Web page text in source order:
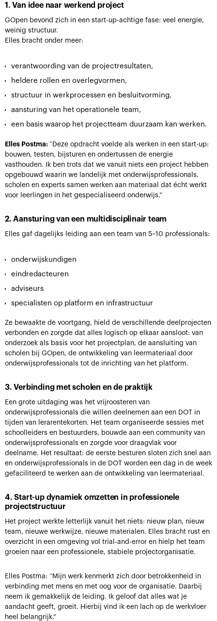
1. Van idee naar werkend project
GOpen bevond zich in een start-up-achtige fase: veel energie,
weinig structuur.
Elles bracht onder meer:
verantwoording van de projectresultaten,
heldere rollen en overlegvormen,
structuur in werkprocessen en besluitvorming,
aansturing van het operationele team,
een basis waarop het projectteam duurzaam kan werken.
Elles Postma: “Deze opdracht voelde als werken in een start-up:
bouwen, testen, bijsturen en ondertussen de energie
vasthouden. Ik ben trots dat we vanuit niets een project hebben
opgebouwd waarin we landelijk met onderwijsprofessionals,
scholen en experts samen werken aan materiaal dat écht werkt
voor leerlingen in het gespecialiseerd onderwijs.”
2. Aansturing van een multidisciplinair team
Elles gaf dagelijks leiding aan een team van 5–10 professionals:
onderwijskundigen
eindredacteuren
adviseurs
specialisten op platform en infrastructuur
Ze bewaakte de voortgang, hield de verschillende deelprojecten
verbonden en zorgde dat alles logisch op elkaar aansloot: van
onderzoek als basis voor het projectplan, de aansluiting van
scholen bij GOpen, de ontwikkeling van leermateriaal door
onderwijsprofessionals tot de inrichting van het platform.
3. Verbinding met scholen en de praktijk
Een grote uitdaging was het vrijroosteren van
onderwijsprofessionals die willen deelnemen aan een DOT in
tijden van lerarentekorten. Het team organiseerde sessies met
schoolleiders en bestuurders, bouwde aan een community van
onderwijsprofessionals en zorgde voor draagvlak voor
deelname. Het resultaat: de eerste besturen sloten zich snel aan
en onderwijsprofessionals in de DOT worden een dag in de week
gefaciliteerd te werken aan de ontwikkeling van leermateriaal.
4. Start-up dynamiek omzetten in professionele
projectstructuur
Het project werkte letterlijk vanuit het niets: nieuw plan, nieuw
team, nieuwe werkwijze, nieuwe materialen. Elles bracht rust en
overzicht in een omgeving vol trial-and-error en hielp het team
groeien naar een professionele, stabiele projectorganisatie.
Elles Postma: “Mijn werk kenmerkt zich door betrokkenheid in
verbinding met mens en met oog voor de organisatie. Daarbij
neem ik gemakkelijk de leiding. Ik geloof dat alles wat je
aandacht geeft, groeit. Hierbij vind ik een lach op de werkvloer
heel belangrijk.”